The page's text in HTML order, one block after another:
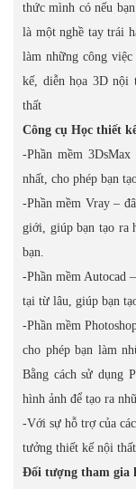
thức mình có nếu
là một nghề tay trái
làm những công
kế, diễn họa 3D nội
thất
Công cụ Học thiết
-Phần mềm
nhất, cho phép bạn
-Phần mềm Vray –
giới, giúp bạn tạo ra
bạn.
-Phần mềm Autocad
tại từ lâu, giúp bạn
-Phần mềm
cho phép bạn làm
Bằng cách sử dụng
hình ảnh để tạo ra
-Với sự hỗ trợ của
tưởng thiết kế nội
Đối tượng tham gia